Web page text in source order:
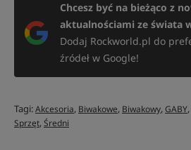
Chcesz być na bieżąco z
aktualnościami ze świata
Dodaj Rockworld.pl do
źródeł w Google!
Tagi:Akcesoria, Biwakowe, Biwakowy,GABY,
Sprzęt,Średni